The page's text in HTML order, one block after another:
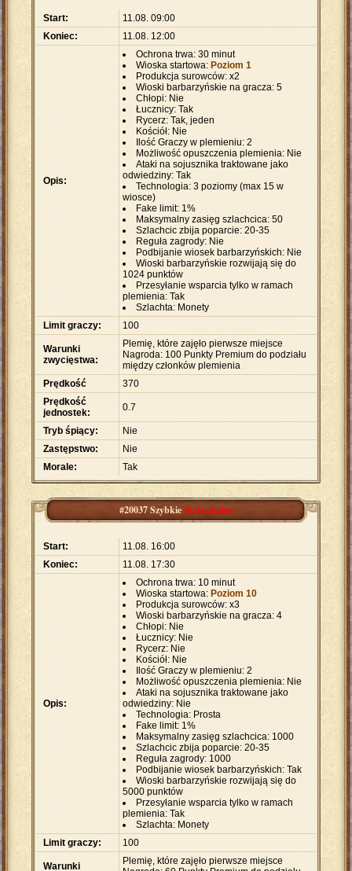
Start:
11.08. 09:00
Koniec:
11.08. 12:00
Opis:
Ochrona trwa: 30 minut
Wioska startowa: Poziom 1
Produkcja surowców: x2
Wioski barbarzyńskie na gracza: 5
Chłopi: Nie
Łucznicy: Tak
Rycerz: Tak, jeden
Kościół: Nie
Ilość Graczy w plemieniu: 2
Możliwość opuszczenia plemienia: Nie
Ataki na sojusznika traktowane jako
odwiedziny: Tak
Technologia: 3 poziomy (max 15 w
wiosce)
Fake limit: 1%
Maksymalny zasięg szlachcica: 50
Szlachcic zbija poparcie: 20-35
Reguła zagrody: Nie
Podbijanie wiosek barbarzyńskich: Nie
Wioski barbarzyńskie rozwijają się do
1024 punktów
Przesyłanie wsparcia tylko w ramach
plemienia: Tak
Szlachta: Monety
Limit graczy:
100
Warunki
zwycięstwa:
Plemię, które zajęło pierwsze miejsce
Nagroda: 100 Punkty Premium do podziału
między członków plemienia
Prędkość
370
Prędkość
jednostek:
0.7
Tryb śpiący:
Nie
Zastępstwo:
Nie
Morale:
Tak
#20037 Szybkieekstremalne
Start:
11.08. 16:00
Koniec:
11.08. 17:30
Opis:
Ochrona trwa: 10 minut
Wioska startowa: Poziom 10
Produkcja surowców: x3
Wioski barbarzyńskie na gracza: 4
Chłopi: Nie
Łucznicy: Nie
Rycerz: Nie
Kościół: Nie
Ilość Graczy w plemieniu: 2
Możliwość opuszczenia plemienia: Nie
Ataki na sojusznika traktowane jako
odwiedziny: Nie
Technologia: Prosta
Fake limit: 1%
Maksymalny zasięg szlachcica: 1000
Szlachcic zbija poparcie: 20-35
Reguła zagrody: 1000
Podbijanie wiosek barbarzyńskich: Tak
Wioski barbarzyńskie rozwijają się do
5000 punktów
Przesyłanie wsparcia tylko w ramach
plemienia: Tak
Szlachta: Monety
Limit graczy:
100
Warunki
Plemię, które zajęło pierwsze miejsce